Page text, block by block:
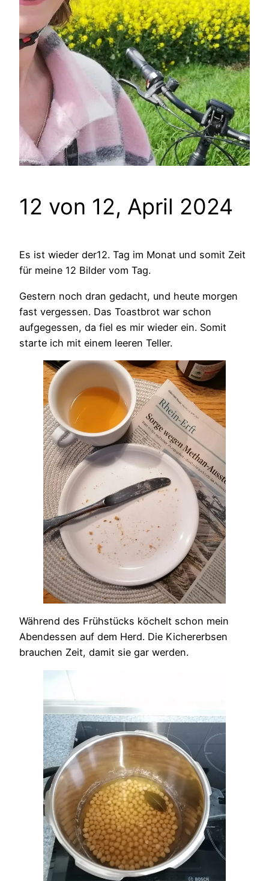
12 von 12, April 2024
Es ist wieder der12. Tag im Monat und somit Zeit
für meine 12 Bilder vom Tag.
Gestern noch dran gedacht, und heute morgen
fast vergessen. Das Toastbrot war schon
aufgegessen, da fiel es mir wieder ein. Somit
starte ich mit einem leeren Teller.
Während des Frühstücks köchelt schon mein
Abendessen auf dem Herd. Die Kichererbsen
brauchen Zeit, damit sie gar werden.